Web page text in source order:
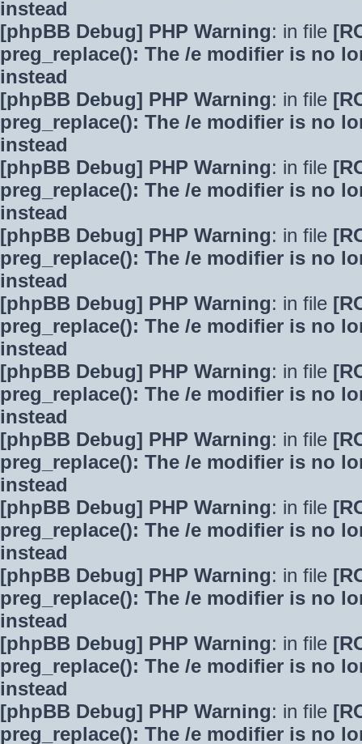
instead
[phpBB Debug] PHP Warning: in file
preg_replace(): The /e modifier is no
instead
[phpBB Debug] PHP Warning: in file
preg_replace(): The /e modifier is no
instead
[phpBB Debug] PHP Warning: in file
preg_replace(): The /e modifier is no
instead
[phpBB Debug] PHP Warning: in file
preg_replace(): The /e modifier is no
instead
[phpBB Debug] PHP Warning: in file
preg_replace(): The /e modifier is no
instead
[phpBB Debug] PHP Warning: in file
preg_replace(): The /e modifier is no
instead
[phpBB Debug] PHP Warning: in file
preg_replace(): The /e modifier is no
instead
[phpBB Debug] PHP Warning: in file
preg_replace(): The /e modifier is no
instead
[phpBB Debug] PHP Warning: in file
preg_replace(): The /e modifier is no
instead
[phpBB Debug] PHP Warning: in file
preg_replace(): The /e modifier is no
instead
[phpBB Debug] PHP Warning: in file
preg_replace(): The /e modifier is no